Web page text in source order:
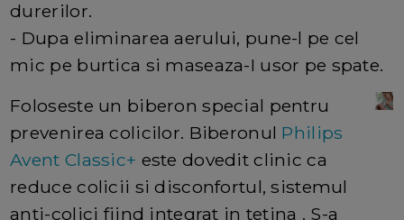
durerilor.
- Dupa eliminarea aerului, pune-l pe cel
mic pe burtica si maseaza-I usor pe spate.
Foloseste un biberon special pentru
prevenirea colicilor. Biberonul Philips
Avent Classic+ este dovedit clinic ca
reduce colicii si disconfortul, sistemul
anti-colici fiind integrat in tetina . S-a